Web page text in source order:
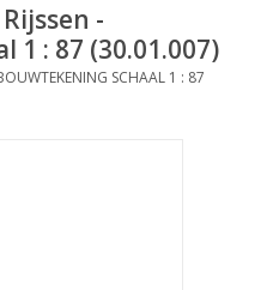
-
1 : 87 (30.01.007)
SCHAAL 1 : 87